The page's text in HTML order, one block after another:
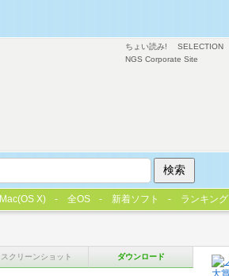
スクリーンショット ダウンロード
ちょい読み! SELECTION
NGS Corporate Site
Mac(OS X) 全OS 新着ソフト ランキング